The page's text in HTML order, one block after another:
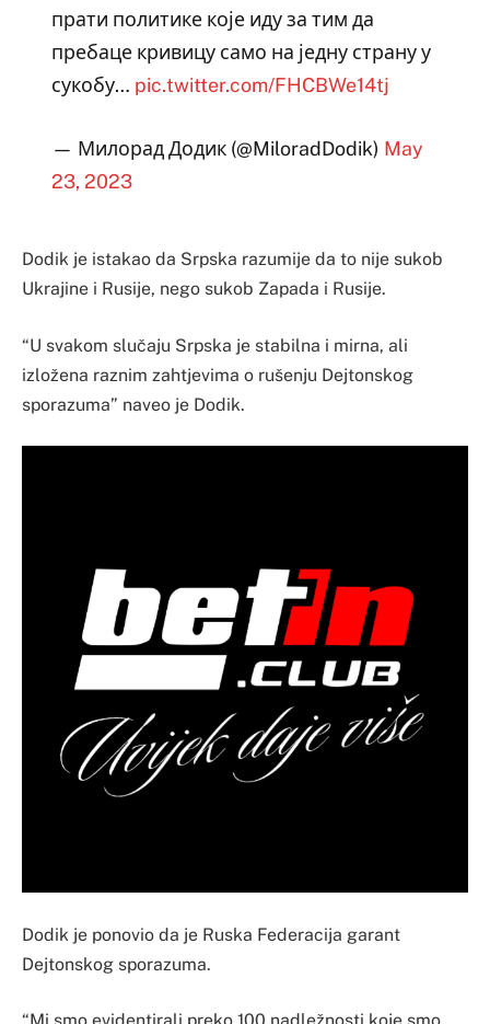
прати политике које иду за тим да
пребаце кривицу само на једну страну у
сукобу… pic.twitter.com/FHCBWe14tj
— Милорад Додик (@MiloradDodik) May
23, 2023
Dodik je istakao da Srpska razumije da to nije sukob
Ukrajine i Rusije, nego sukob Zapada i Rusije.
“U svakom slučaju Srpska je stabilna i mirna, ali
izložena raznim zahtjevima o rušenju Dejtonskog
sporazuma” naveo je Dodik.
Dodik je ponovio da je Ruska Federacija garant
Dejtonskog sporazuma.